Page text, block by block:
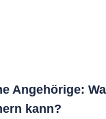
Angehörige:
kann?